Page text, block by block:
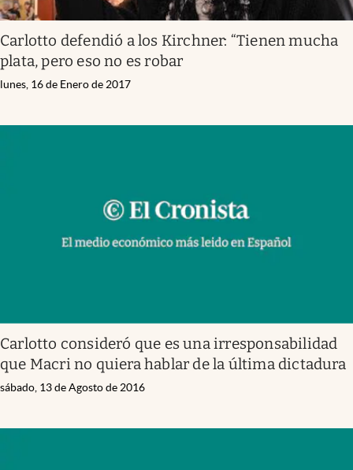
Carlotto defendió a los Kirchner: “Tienen mucha
plata, pero eso no es robar
lunes, 16 de Enero de 2017
Carlotto consideró que es una irresponsabilidad
que Macri no quiera hablar de la última dictadura
sábado, 13 de Agosto de 2016